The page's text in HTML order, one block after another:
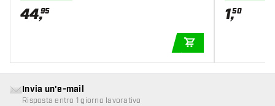
44,95 1,50
Invia un'e-mail
Risposta entro 1 giorno lavorativo